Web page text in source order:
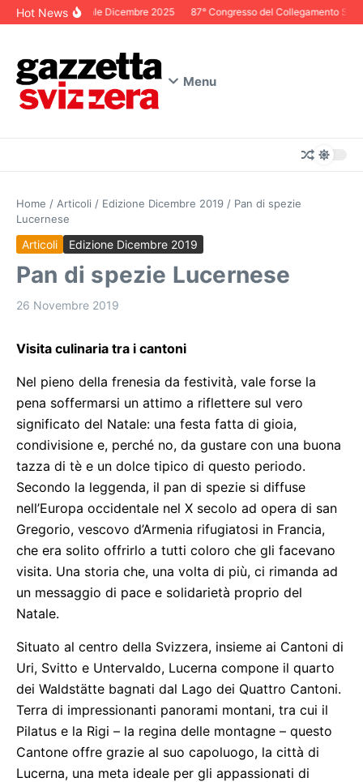
Salta al contenuto
Hot NewsEditoriale Dicembre 2025 87° Congresso del Collegamento
Menu
Home / Articoli / Edizione Dicembre 2019 / Pan di spezie
Lucernese
Articoli Edizione Dicembre 2019
Pan di spezie Lucernese
26 Novembre 2019
Visita culinaria tra i cantoni
Nel pieno della frenesia da festività, vale forse la
pena soffermarsi un attimo a riflettere sul vero
significato del Natale: una festa fatta di gioia,
condivisione e, perché no, da gustare con una buona
tazza di tè e un dolce tipico di questo periodo.
Secondo la leggenda, il pan di spezie si diffuse
nell’Europa occidentale nel X secolo ad opera di san
Gregorio, vescovo d’Armenia rifugiatosi in Francia,
che era solito offrirlo a tutti coloro che gli facevano
visita. Una storia che, una volta di più, ci rimanda ad
un messaggio di pace e solidarietà proprio del
Natale.
Situato al centro della Svizzera, insieme ai Cantoni di
Uri, Svitto e Untervaldo, Lucerna compone il quarto
dei Waldstätte bagnati dal Lago dei Quattro Cantoni.
Terra di impressionanti panorami montani, tra cui il
Pilatus e la Rigi – la regina delle montagne – questo
Cantone offre grazie al suo capoluogo, la città di
Lucerna, una meta ideale per gli appassionati di